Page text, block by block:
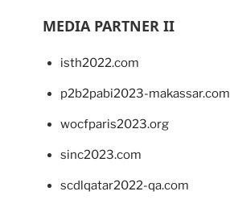
MEDIA PARTNER II
isth2022.com
p2b2pabi2023-makassar.com
wocfparis2023.org
sinc2023.com
scdlqatar2022-qa.com